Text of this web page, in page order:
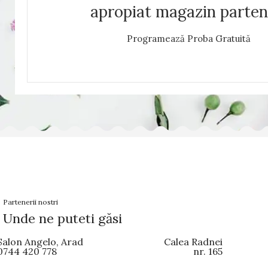
apropiat magazin
Programează Proba Gratuită
Partenerii nostri
Unde ne puteti găsi
Angelo, Arad
420 778
Calea Radnei
nr. 165